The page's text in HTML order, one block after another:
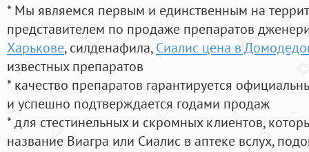
* Мы являемся первым и единственным на
представителем по продаже препаратов
Харькове, силденафила, Сиалис цена в
известных препаратов
* качество препаратов гарантируется
и успешно подтверждается годами продаж
* для стестинельных и скромных клиентов,
название Виагра или Сиалис в аптеке вслух,